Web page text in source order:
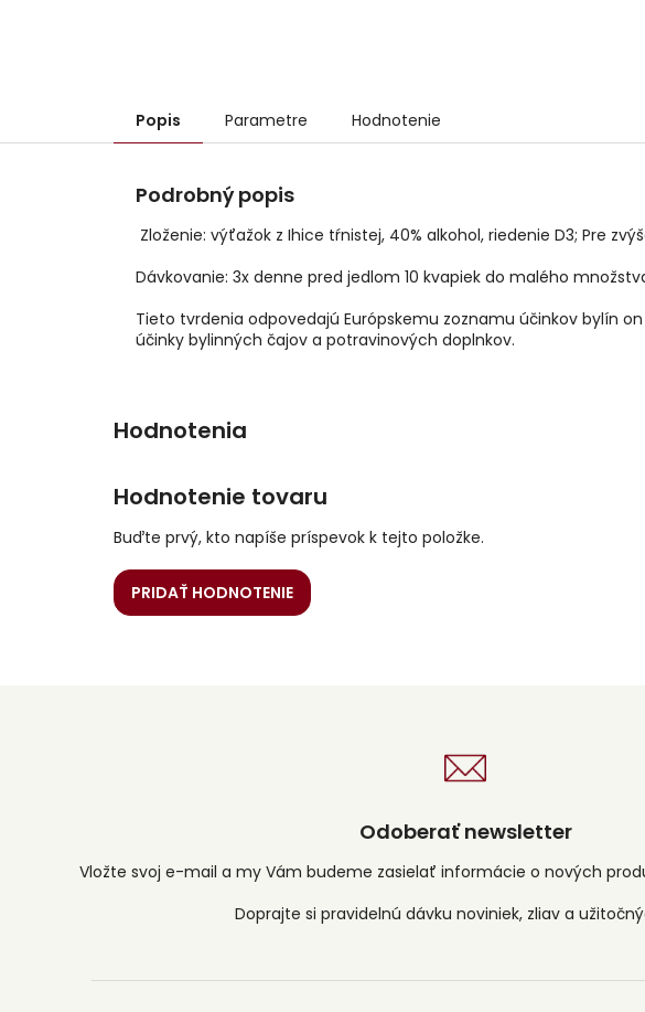
Popis Parametre Hodnotenie
Podrobný popis
Zloženie: výťažok z Ihice tŕnistej, 40% alkohol, riedenie D3; Pre
Dávkovanie: 3x denne pred jedlom 10 kvapiek do malého
Tieto tvrdenia odpovedajú Európskemu zoznamu účinkov bylín
účinky bylinných čajov a potravinových doplnkov.
Hodnotenie tovaru
Buďte prvý, kto napíše príspevok k tejto položke.
PRIDAŤ HODNOTENIE
Odoberať newsletter
Vložte svoj e-mail a my Vám budeme zasielať informácie o nových